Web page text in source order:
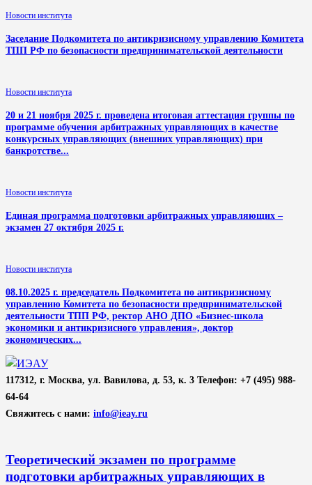
Новости института
Заседание Подкомитета по антикризисному управлению Комитета
ТПП РФ по безопасности предпринимательской деятельности
Новости института
20 и 21 ноября 2025 г. проведена итоговая аттестация группы по
программе обучения арбитражных управляющих в качестве
конкурсных управляющих (внешних управляющих) при
банкротстве...
Новости института
Единая программа подготовки арбитражных управляющих –
экзамен 27 октября 2025 г.
Новости института
08.10.2025 г. председатель Подкомитета по антикризисному
управлению Комитета по безопасности предпринимательской
деятельности ТПП РФ, ректор АНО ДПО «Бизнес-школа
экономики и антикризисного управления», доктор
экономических...
117312, г. Москва, ул. Вавилова, д. 53, к. 3 Телефон: +7 (495) 988-
64-64
Свяжитесь с нами: info@ieay.ru
Теоретический экзамен по программе
подготовки арбитражных управляющих в